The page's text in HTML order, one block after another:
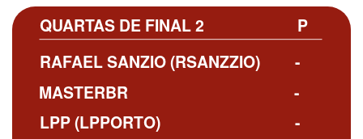
P
QUARTAS DE FINAL 2
-
-
RAFAEL SANZIO (RSANZZIO)
MASTERBR
-
LPP (LPPORTO)